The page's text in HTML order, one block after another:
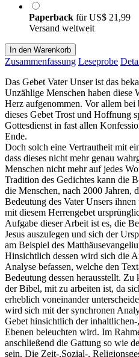
Paperback fürUS$ 21,99
Versand weltweit
In den Warenkorb
Zusammenfassung Leseprobe
Das Gebet Vater Unser ist das
Unzählige Menschen haben diese
Herz aufgenommen. Vor allem bei
dieses Gebet Trost und Hoffnung
Gottesdienst in fast allen
Ende.
Doch solch eine Vertrautheit mit
dass dieses nicht mehr genau
Menschen nicht mehr auf jedes
Tradition des Gedichtes kann die
die Menschen, nach 2000 Jahren,
Bedeutung des Vater Unsers
mit diesem Herrengebet
Aufgabe dieser Arbeit ist es, die
Jesus auszulegen und sich der
am Beispiel des
Hinsichtlich dessen wird sich die
Analyse befassen, welche den
Bedeutung dessen herausstellt.
der Bibel, mit zu arbeiten ist, da
erheblich voneinander
wird sich mit der synchronen
Gebet hinsichtlich der
Ebenen beleuchten wird. Im
anschließend die Gattung so wie
sein. Die Zeit-,Sozial-,